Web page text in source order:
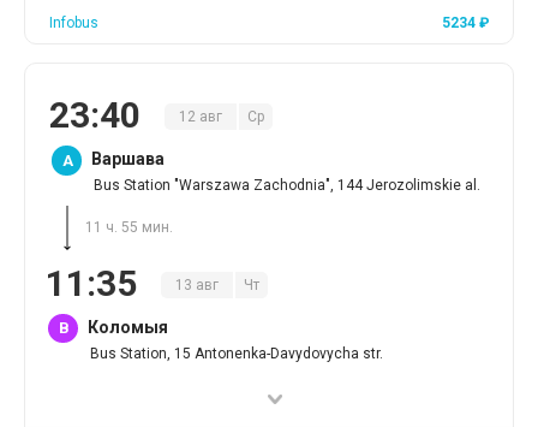
Infobus 5234 ₽
23:40 12 авг Ср
A Варшава
Bus Station "Warszawa Zachodnia", 144 Jerozolimskie al.
11 ч. 55 мин.
11 :35 13 авг Чт
B Коломыя
Bus Station, 15 Antonenka-Davydovycha str.